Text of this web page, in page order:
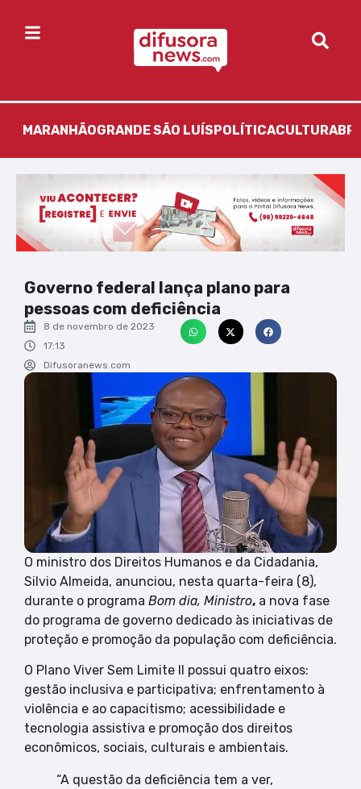
MARANHÃOGRANDE SÃO LUÍS POLÍTICACULTURA
Governo federal lança plano para
pessoas com deficiência
8 de novembro de 2023
17:13
Difusoranews.com
O ministro dos Direitos Humanos e da Cidadania,
Silvio Almeida, anunciou, nesta quarta-feira (8),
durante o programa Bom dia, Ministro, a nova fase
do programa de governo dedicado às iniciativas de
proteção e promoção da população com deficiência.
O Plano Viver Sem Limite II possui quatro eixos:
gestão inclusiva e participativa; enfrentamento à
violência e ao capacitismo; acessibilidade e
tecnologia assistiva e promoção dos direitos
econômicos, sociais, culturais e ambientais.
“A questão da deficiência tem a ver,